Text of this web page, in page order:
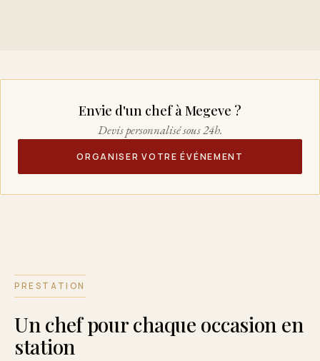
Envie d'un chef à Megeve ?
Devis personnalisé sous 24h.
ORGANISER VOTRE ÉVÉNEMENT
PRESTATION
Un chef pour chaque occasion en
station